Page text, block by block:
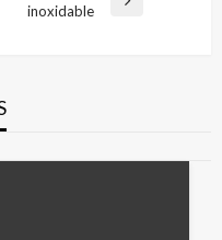
inoxidable